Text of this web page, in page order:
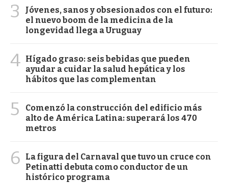
3
Jóvenes, sanos y obsesionados con el futuro:
el nuevo boom de la medicina de la
longevidad llega a Uruguay
4 Hígado graso: seis bebidas que pueden
ayudar a cuidar la salud hepática y los
hábitos que las complementan
5
Comenzó la construcción del edificio más
alto de América Latina: superará los 470
metros
6
La figura del Carnaval que tuvo un cruce con
Petinatti debuta como conductor de un
histórico programa